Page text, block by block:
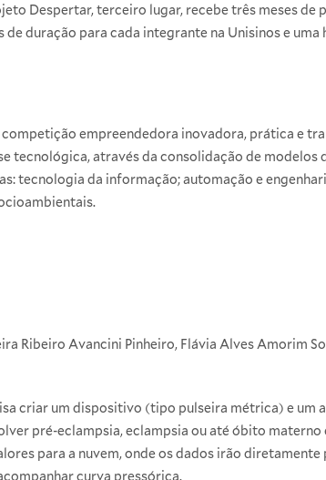
Despertar, terceiro lugar, recebe três meses de
de duração para cada integrante na Unisinos e
competição empreendedora inovadora, prática e
tecnológica, através da consolidação de modelos
tecnologia da informação; automação e
Ribeiro Avancini Pinheiro, Flávia Alves Amorim
criar um dispositivo (tipo pulseira métrica) e um
pré-eclampsia, eclampsia ou até óbito
para a nuvem, onde os dados irão
curva pressórica.